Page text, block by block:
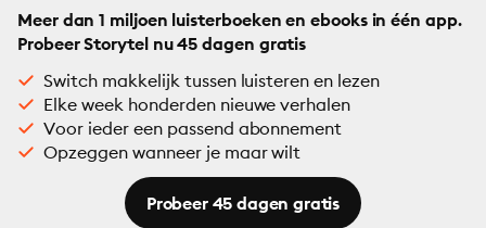
Meer dan 1 miljoen luisterboeken en ebooks in één app.
Probeer Storytel nu 45 dagen gratis
Switch makkelijk tussen luisteren en lezen
Elke week honderden nieuwe verhalen
Voor ieder een passend abonnement
Opzeggen wanneer je maar wilt
Probeer 45 dagen gratis